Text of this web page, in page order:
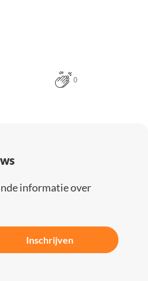
0
informatie over
Inschrijven